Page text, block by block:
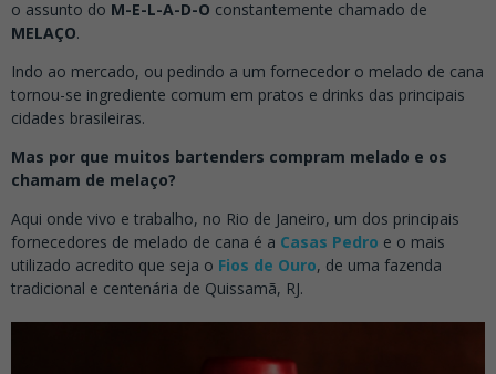
o assunto do M-E-L-A-D-O constantemente chamado de
MELAÇO.
Indo ao mercado, ou pedindo a um fornecedor o melado de cana
tornou-se ingrediente comum em pratos e drinks das principais
cidades brasileiras.
Mas por que muitos bartenders compram melado e os
chamam de melaço?
Aqui onde vivo e trabalho, no Rio de Janeiro, um dos principais
fornecedores de melado de cana é a Casas Pedro e o mais
utilizado acredito que seja o Fios de Ouro, de uma fazenda
tradicional e centenária de Quissamã, RJ.